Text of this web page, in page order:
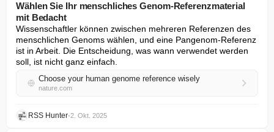
Wählen Sie Ihr menschliches Genom-Referenzmaterial
mit Bedacht
Wissenschaftler können zwischen mehreren Referenzen des
menschlichen Genoms wählen, und eine Pangenom-Referenz
ist in Arbeit. Die Entscheidung, was wann verwendet werden
soll, ist nicht ganz einfach.
Choose your human genome reference wisely
nature.com
RSS Hunter•2. Okt. 2025